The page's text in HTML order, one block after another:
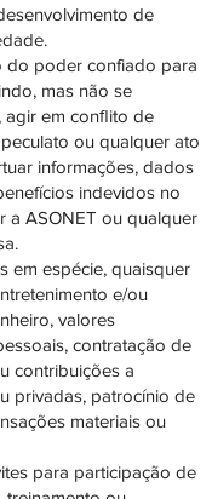
de
do poder confiado para
mas não se
agir em conﬂito de
ou qualquer ato
informações, dados
indevidos no
a ASONET ou qualquer
em espécie, quaisquer
e/ou
valores
contratação de
contribuições a
privadas, patrocínio de
materiais ou
para participação de